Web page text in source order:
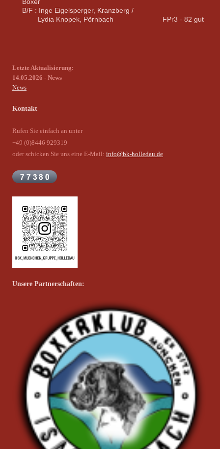
B/F : Inge Eigelsperger, Kranzberg /
Lydia Knopek, Pörnbach FPr3 - 82 gut
Letzte Aktualisierung:
14.05.2026 - News
News
Kontakt
Rufen Sie einfach an unter
+49 (0)8446 929319
oder schicken Sie uns eine E-Mail: info@bk-holledau.de
Unsere Partnerschaften: